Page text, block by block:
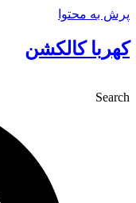
پرش به محتوا
کهربا کالکشن
Search